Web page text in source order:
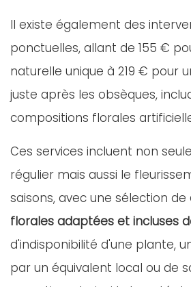
Il existe également des
ponctuelles, allant de 155 €
naturelle unique à 219 € pour
juste après les obsèques,
compositions florales
Ces services incluent non
régulier mais aussi le
saisons, avec une sélection de
florales adaptées et incluses
d'indisponibilité d'une plante,
par un équivalent local ou de